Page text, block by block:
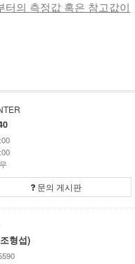
의 측정값 혹은 참고값이
문의 게시판
형섭)